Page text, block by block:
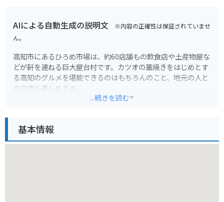
AIによる自動生成の説明文 ※内容の正確性は保証されていませ
ん。
高知市にあるひろめ市場は、約60店舗もの飲食店や土産物屋な
どが軒を連ねる巨大屋台村です。カツオの藁焼きをはじめとす
る高知のグルメを堪能できるのはもちろんのこと、地元の人と
の交流も楽しめます。
激する体験ができるでしょう。
...続きを読む
基本情報